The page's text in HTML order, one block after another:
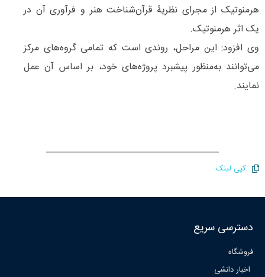
هرمنوتیک از مجرای نظریۀ قرآن‌شناخت هنر و فرآوری آن در
یک اثر هرمنوتیک.
وی افزود: این مراحل، روندی است که تمامی گروه‌های مرکز
می‌توانند به‌منظور پیشبرد پروژه‌های خود، بر اساس آن عمل
نمایند.
کپی لینک
دسترسی سریع
فروشگاه
اخبار دانشی